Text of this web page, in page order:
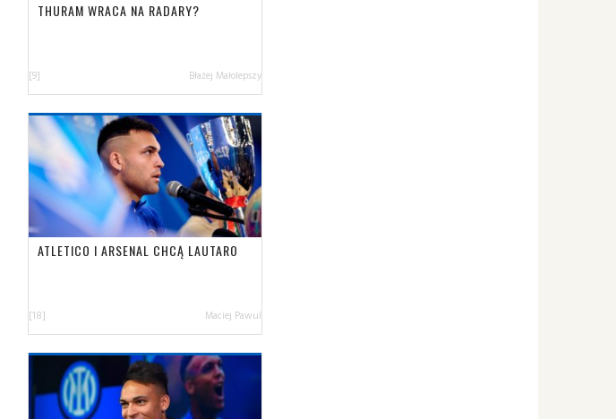
THURAM WRACA NA RADARY?
[9] Błażej Małolepszy
ATLETICO I ARSENAL CHCĄ LAUTARO
[18] Maciej Pawul